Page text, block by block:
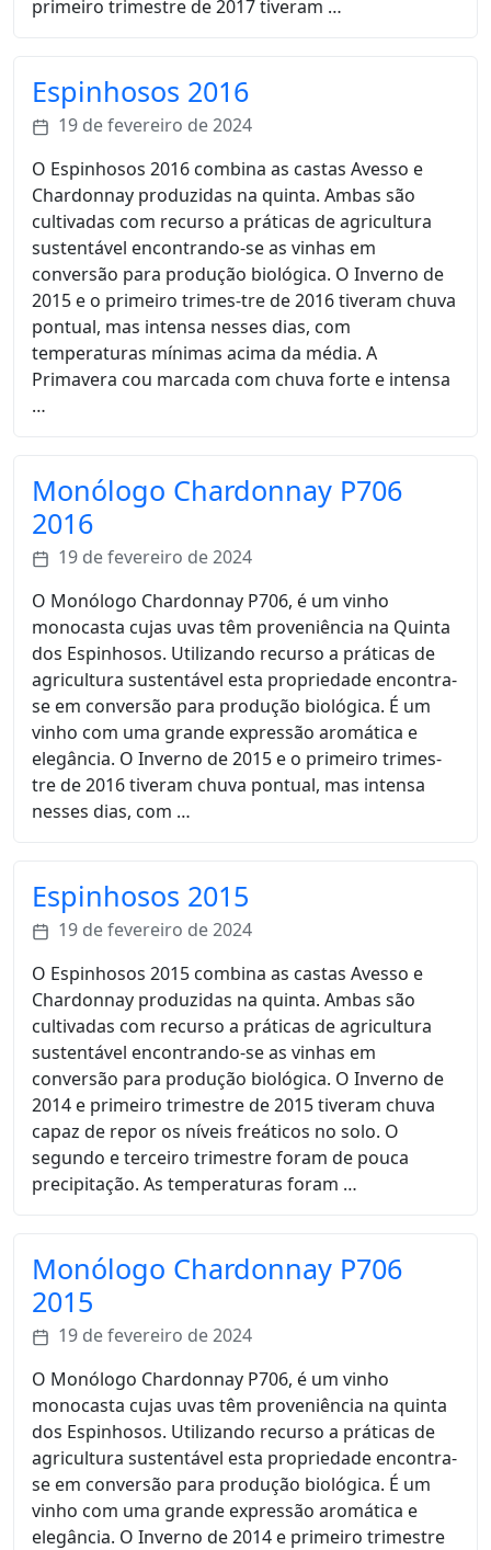
primeiro trimestre de 2017 tiveram …
Espinhosos 2016
19 de fevereiro de 2024
O Espinhosos 2016 combina as castas Avesso e
Chardonnay produzidas na quinta. Ambas são
cultivadas com recurso a práticas de agricultura
sustentável encontrando-se as vinhas em
conversão para produção biológica. O Inverno de
2015 e o primeiro trimes-tre de 2016 tiveram chuva
pontual, mas intensa nesses dias, com
temperaturas mínimas acima da média. A
Primavera cou marcada com chuva forte e intensa
…
Monólogo Chardonnay P706
2016
19 de fevereiro de 2024
O Monólogo Chardonnay P706, é um vinho
monocasta cujas uvas têm proveniência na Quinta
dos Espinhosos. Utilizando recurso a práticas de
agricultura sustentável esta propriedade encontra-
se em conversão para produção biológica. É um
vinho com uma grande expressão aromática e
elegância. O Inverno de 2015 e o primeiro trimes-
tre de 2016 tiveram chuva pontual, mas intensa
nesses dias, com …
Espinhosos 2015
19 de fevereiro de 2024
O Espinhosos 2015 combina as castas Avesso e
Chardonnay produzidas na quinta. Ambas são
cultivadas com recurso a práticas de agricultura
sustentável encontrando-se as vinhas em
conversão para produção biológica. O Inverno de
2014 e primeiro trimestre de 2015 tiveram chuva
capaz de repor os níveis freáticos no solo. O
segundo e terceiro trimestre foram de pouca
precipitação. As temperaturas foram …
Monólogo Chardonnay P706
2015
19 de fevereiro de 2024
O Monólogo Chardonnay P706, é um vinho
monocasta cujas uvas têm proveniência na quinta
dos Espinhosos. Utilizando recurso a práticas de
agricultura sustentável esta propriedade encontra-
se em conversão para produção biológica. É um
vinho com uma grande expressão aromática e
elegância. O Inverno de 2014 e primeiro trimestre